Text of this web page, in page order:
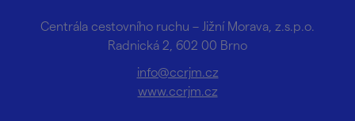
Centrála cestovního ruchu – Jižní Morava, z.s.p.o.
Radnická 2, 602 00 Brno
info@ccrjm.cz
www.ccrjm.cz